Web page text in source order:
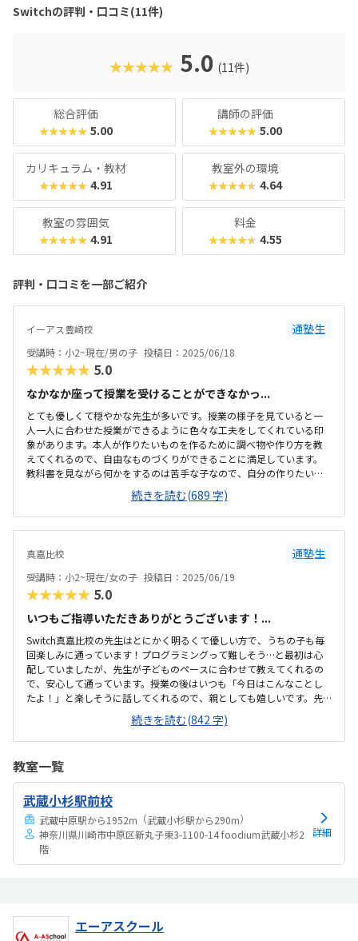
Switchの評判・口コミ(11件)
★★★★★ 5.0 (11件)
総合評価
★★★★★ 5.00
講師の評価
★★★★★ 5.00
カリキュラム・教材
★★★★★ 4.91
教室外の環境
★★★★★ 4.64
教室の雰囲気
★★★★★ 4.91
料金
★★★★★ 4.55
評判・口コミを一部ご紹介
イーアス豊崎校 通塾生
受講時：小2~現在/男の子 投稿日：2025/06/18
★★★★★ 5.0
なかなか座って授業を受けることができなかっ...
とても優しくて穏やかな先生が多いです。授業の様子を見ていると一
人一人に合わせた授業ができるように色々な工夫をしてくれている印
象があります。本人が作りたいものを作るために調べ物や作り方を教
えてくれるので、自由なものづくりができることに満足しています。
教科書を見ながら何かをするのは苦手な子なので、自分の作りたいも
のを作れるようにサポートしていただく体制がとても良いと思いま
す。商業施設の中なので、駐車場等も心配ありません。毎回の送り迎
えは大変ですが、ついでに買い物ができるのでいいかなと思います。
一番は子供一人で通える環境があるといいですね。教室はとても広く
妹を遊ばせたりしています。ノートパソコンもたくさんあるので、学
ぶ環境として不足はないのかなと思います。パソコンを使うことがで
きるのでこのくらいの値段はするのかなと思います。安い...
続きを読む(689 字)
真嘉比校 通塾生
受講時：小2~現在/女の子 投稿日：2025/06/19
★★★★★ 5.0
いつもご指導いただきありがとうございます！...
Switch真嘉比校の先生はとにかく明るくて優しい方で、うちの子も毎
回楽しみに通っています！プログラミングって難しそう…と最初は心
配していましたが、先生が子どものペースに合わせて教えてくれるの
で、安心して通っています。授業の後はいつも「今日はこんなことし
たよ！」と楽しそうに話してくれるので、親としても嬉しいです。先
生がしっかり子どもの個性を見てくれているのが伝わってきて、とて
もありがたいです。いつもありがとうございます。ただ教えるだけでな
く、考える力や発想力も育ててくれる内容で、学びながら自然と集中
ーしてくれるので、つまずいても「もう一回やってみよう！」という
気持ちで前向きに取り組めているのがすごいです。プログラミング初
心者の子でも安心して始められる授業内容だと思います。おもろまち
駅からも近く、無料駐車場もあるので送り迎え...
続きを読む(842 字)
教室一覧
武蔵小杉駅前校
武蔵中原駅から1952m （武蔵小杉駅から290m）
神奈川県川崎市中原区新丸子東3-1100-14 foodium武蔵小杉2
階
詳細
エーアスクール